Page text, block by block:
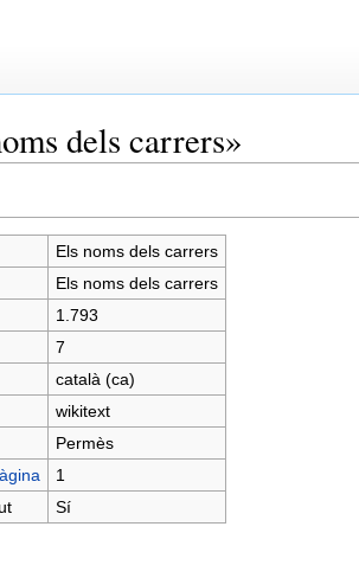
dels carrers»
Els noms dels carrers
Els noms dels carrers
1.793
7
català (ca)
wikitext
Permès
1
Sí